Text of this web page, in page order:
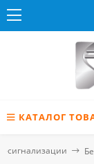
КАТАЛОГ
сигнализации